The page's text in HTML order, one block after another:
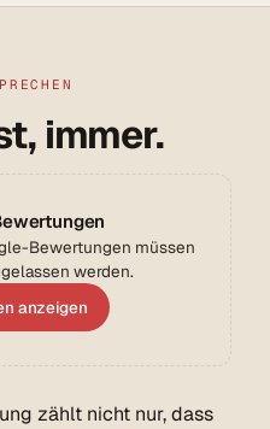
immer.
Bewertungen müssen
werden.
anzeigen
zählt nicht nur, dass